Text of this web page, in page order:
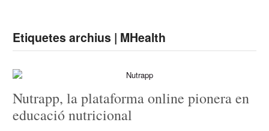
Etiquetes archius | MHealth
Nutrapp, la plataforma online pionera en
educació nutricional